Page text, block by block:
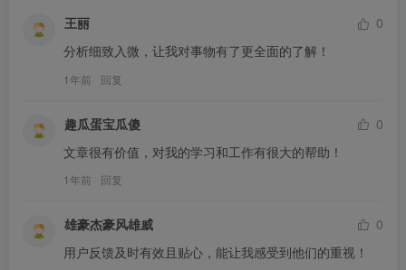
王丽
0
分析细致入微，让我对事物有了更全面的了解！
1年前 回复
趣瓜蛋宝瓜傻
0
文章很有价值，对我的学习和工作有很大的帮助！
1年前 回复
雄豪杰豪风雄威
0
用户反馈及时有效且贴心，能让我感受到他们的重视！